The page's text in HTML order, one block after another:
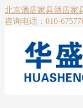
北京酒店家具酒店家
咨询电话：010-